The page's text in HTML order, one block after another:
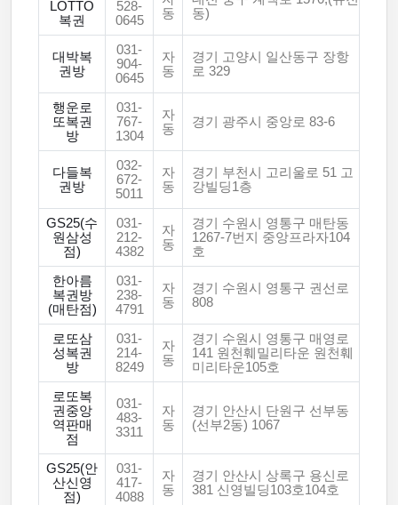
LOTTO
복권
528-
0645
동
동)
대박복
권방
031-
904-
0645
자
동
경기 고양시 일산동구 장항
로 329
행운로
또복권
방
031-
767-
1304
자
동
경기 광주시 중앙로 83-6
다들복
권방
032-
672-
5011
자
동
경기 부천시 고리울로 51 고
강빌딩1층
GS25(수
원삼성
점)
031-
212-
4382
자
동
경기 수원시 영통구 매탄동
1267-7번지 중앙프라자104
호
한아름
복권방
(매탄점)
031-
238-
4791
자
동
경기 수원시 영통구 권선로
808
로또삼
성복권
방
031-
214-
8249
자
동
경기 수원시 영통구 매영로
141 원천훼밀리타운 원천훼
미리타운105호
로또복
권중앙
역판매
점
031-
483-
3311
자
동
경기 안산시 단원구 선부동
(선부2동) 1067
GS25(안
산신영
점)
031-
417-
4088
자
동
경기 안산시 상록구 용신로
381 신영빌딩103호104호